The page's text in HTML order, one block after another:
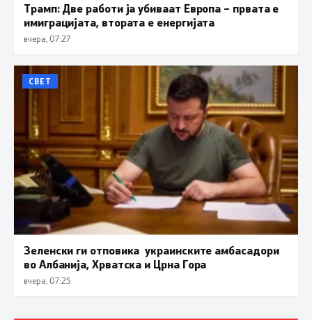
Трамп: Две работи ја убиваат Европа – првата е
имиграцијата, втората е енергијата
вчера, 07:27
СВЕТ
Зеленски ги отповика украинските амбасадори
во Албанија, Хрватска и Црна Гора
вчера, 07:25